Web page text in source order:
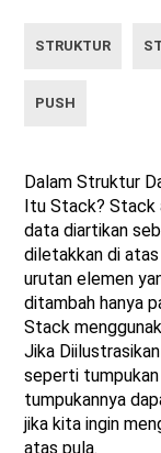
STRUKTUR
PUSH
Dalam Struktur
Itu Stack? Stack
data diartikan
diletakkan di
urutan elemen
ditambah hanya
Stack
Jika
seperti
tumpukannya
jika kita ingin
atas pula.